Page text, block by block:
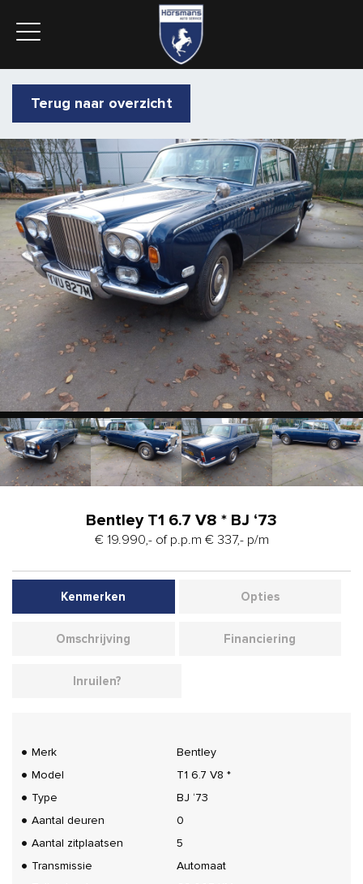
Terug naar overzicht
Bentley T1 6.7 V8 * BJ ‘73
€ 19.990,- of p.p.m € 337,- p/m
Kenmerken Opties
Omschrijving Financiering
Inruilen?
Merk
Bentley
Model
T1 6.7 V8 *
Type
BJ ‘73
Aantal deuren
0
Aantal zitplaatsen
5
Transmissie
Automaat